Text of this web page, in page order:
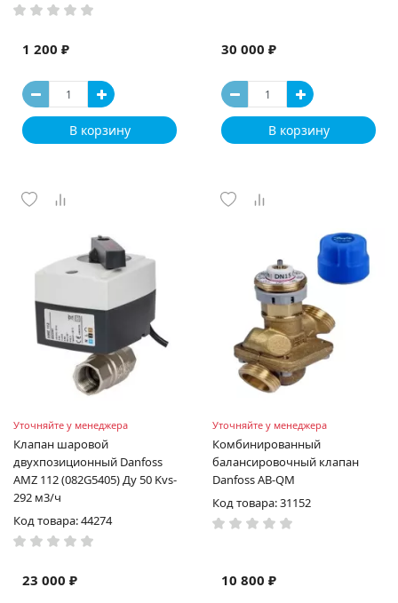
1 200 ₽
В корзину
30 000 ₽
В корзину
Уточняйте у менеджера
Клапан шаровой
двухпозиционный Danfoss
AMZ 112 (082G5405) Ду 50 Kvs-
292 м3/ч
Код товара: 44274
23 000 ₽
Уточняйте у менеджера
Комбинированный
балансировочный клапан
Danfoss AB-QM
Код товара: 31152
10 800 ₽